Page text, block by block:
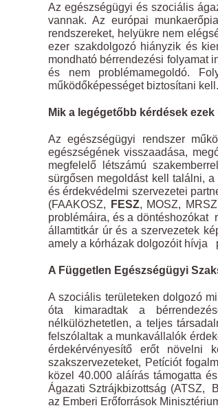
Az egészségügyi és szociális
vannak. Az európai
rendszereket, helyükre nem
ezer szakdolgozó hiányzik és
mondható bérrendezési folyamat
és nem problémamegoldó.
működőképességet biztosítani
Mik a legégetőbb kérdések ezek
Az egészségügyi rendszer
egészségének visszaadása,
megfelelő létszámú
sürgősen megoldást kell találni,
és érdekvédelmi szervezetei
(FAAKOSZ,
FESZ, MOSZ,
problémáira, és a döntéshozókat
államtitkár úr és a szervezetek
amely a kórházak dolgozóit hívja
A Független Egészségügyi
A szociális területeken dolgozó
óta kimaradtak a
nélkülözhetetlen, a teljes
felszólaltak a munkavállalók
érdekérvényesítő erőt növelni
szakszervezeteket, Petíciót
közel 40.000 aláírás támogatta
Ágazati Sztrájkbizottság (ATSZ,
az Emberi Erőforrások